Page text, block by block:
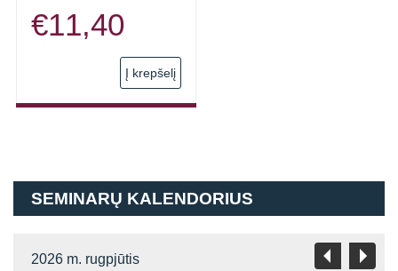
€11,40
Į krepšelį
SEMINARŲ KALENDORIUS
2026 m. rugpjūtis